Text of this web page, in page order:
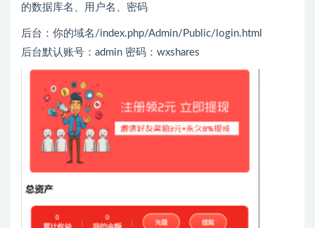
的数据库名、用户名、密码
后台：你的域名/index.php/Admin/Public/login.html
后台默认账号：admin 密码：wxshares